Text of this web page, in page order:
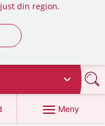
din region.
Meny